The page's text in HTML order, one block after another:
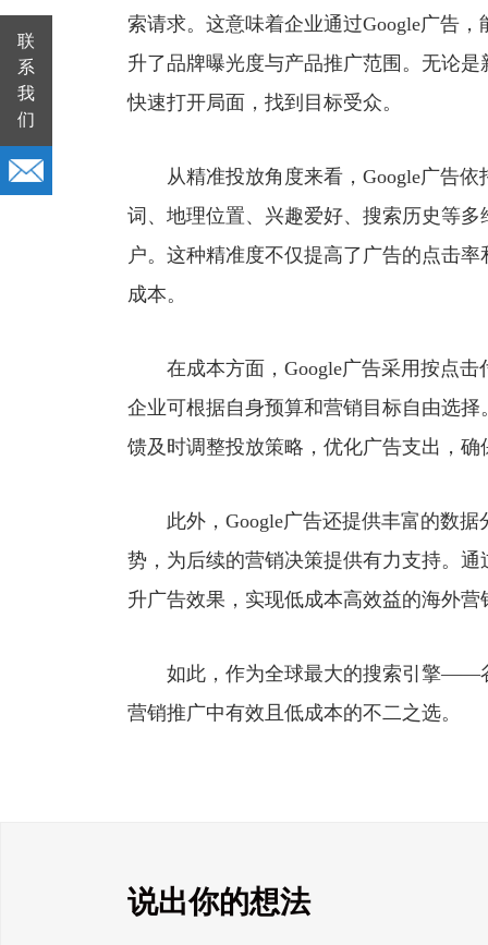
索请求。这意味着企业通过Google广告
升了品牌曝光度与产品推广范围。无论
快速打开局面，找到目标受众。
从精准投放角度来看，Google广告依
词、地理位置、兴趣爱好、搜索历史等
户。这种精准度不仅提高了广告的点击
成本。
在成本方面，Google广告采用按点击
企业可根据自身预算和营销目标自由选
馈及时调整投放策略，优化广告支出，确
此外，Google广告还提供丰富的数据
势，为后续的营销决策提供有力支持。
升广告效果，实现低成本高效益的海外营
如此，作为全球最大的搜索引擎——谷
营销推广中有效且低成本的不二之选。
说出你的想法
联
系
我
们